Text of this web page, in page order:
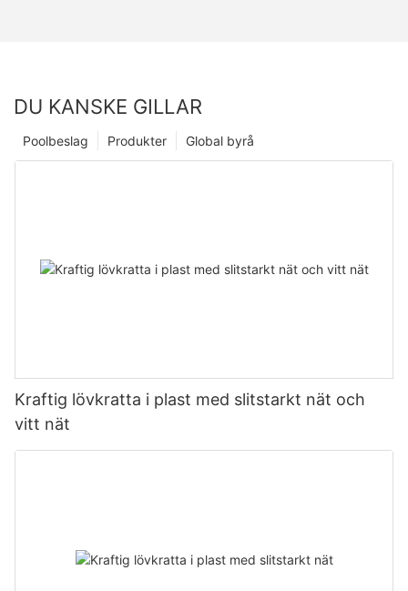
DU KANSKE GILLAR
Global byrå
Produkter
Poolbeslag
Kraftig lövkratta i plast med slitstarkt nät och
vitt nät